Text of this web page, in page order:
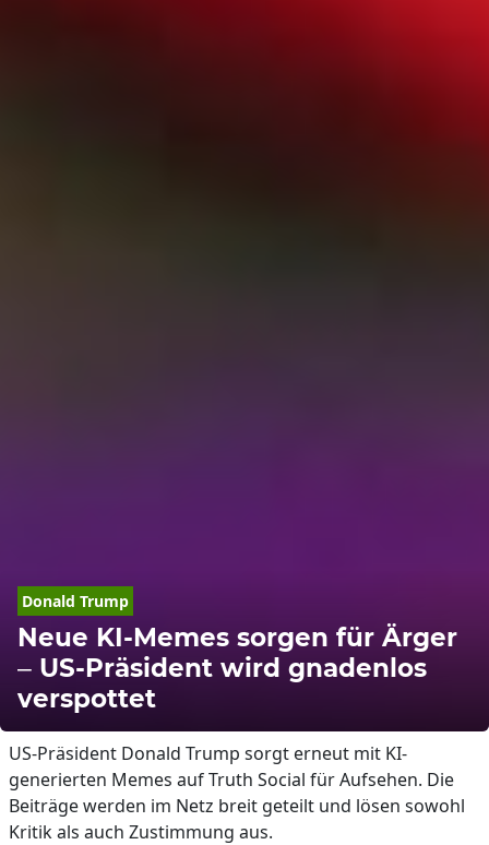
Donald Trump
Neue KI-Memes sorgen für Ärger
– US-Präsident wird gnadenlos
verspottet
US-Präsident Donald Trump sorgt erneut mit KI-
generierten Memes auf Truth Social für Aufsehen. Die
Beiträge werden im Netz breit geteilt und lösen sowohl
Kritik als auch Zustimmung aus.